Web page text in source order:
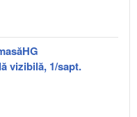
vizibilă, 1/sapt.